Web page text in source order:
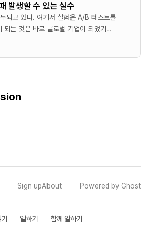
발생할 수 있는 실수
험은 A/B 테스트를
되는 것은 바로 글로벌 기업이 되었기
Sign upAbout Powered by Ghost
일하기 함께 일하기